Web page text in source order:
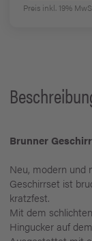
Preis inkl. 19%
Brunner
Neu, modern und
Geschirrset ist
kratzfest.
Mit dem
Hingucker auf